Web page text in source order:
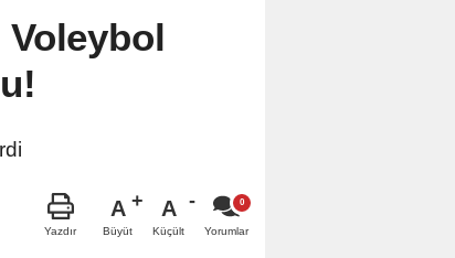
Voleybol
Yazdır
A
Büyüt
A
Küçült Yorumlar